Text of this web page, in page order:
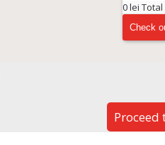
0 lei Total
Check
Proceed